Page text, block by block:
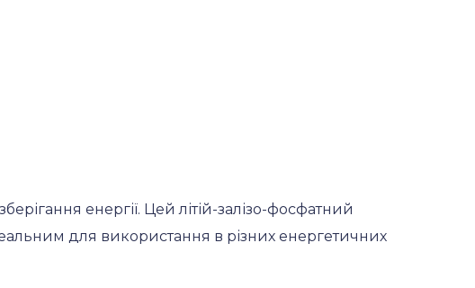
енергії. Цей літій-залізо-фосфатний
для використання в різних енергетичних